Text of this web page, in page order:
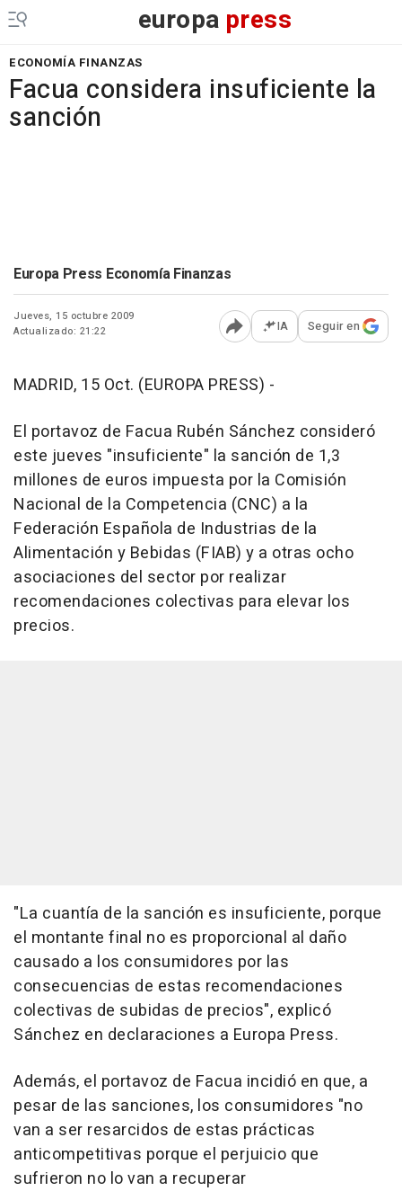
europa press
ECONOMÍA FINANZAS
Facua considera insuficiente la
sanción
Europa Press Economía Finanzas
Jueves, 15 octubre 2009
Actualizado: 21:22
Abrir opciones para
IA Seguir en
MADRID, 15 Oct. (EUROPA PRESS) -
El portavoz de Facua Rubén Sánchez consideró
este jueves "insuficiente" la sanción de 1,3
millones de euros impuesta por la Comisión
Nacional de la Competencia (CNC) a la
Federación Española de Industrias de la
Alimentación y Bebidas (FIAB) y a otras ocho
asociaciones del sector por realizar
recomendaciones colectivas para elevar los
precios.
"La cuantía de la sanción es insuficiente, porque
el montante final no es proporcional al daño
causado a los consumidores por las
consecuencias de estas recomendaciones
colectivas de subidas de precios", explicó
Sánchez en declaraciones a Europa Press.
Además, el portavoz de Facua incidió en que, a
pesar de las sanciones, los consumidores "no
van a ser resarcidos de estas prácticas
anticompetitivas porque el perjuicio que
sufrieron no lo van a recuperar